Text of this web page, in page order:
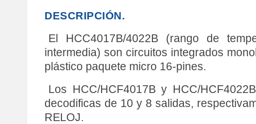
DESCRIPCIÓN.
El HCC4017B/4022B (rango de
intermedia) son circuitos integrados
plástico paquete micro 16-pines.
Los HCC/HCF4017B y HCC/
decodificas de 10 y 8 salidas,
RELOJ.